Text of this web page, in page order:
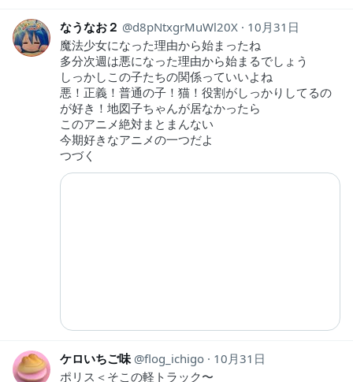
なうなお２ d8pNtxgrMuWl20X
10月31日
魔法少女になった理由から始まったね
多分次週は悪になった理由から始まるでしょう
しっかしこの子たちの関係っていいよね
悪！正義！普通の子！猫！役割がしっかりしてるの
が好き！地図子ちゃんが居なかったら
このアニメ絶対まとまんない
今期好きなアニメの一つだよ
つづく
ケロいちご味 flog_ichigo
10月31日
ポリス＜そこの軽トラック〜